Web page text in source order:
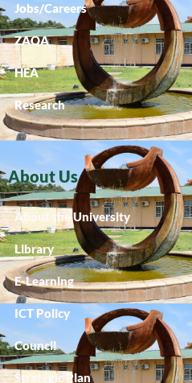
Jobs/Careers
ZAQA
HEA
Research
About Us
About the University
Library
E-Learning
ICT Policy
Council
Strategic Plan